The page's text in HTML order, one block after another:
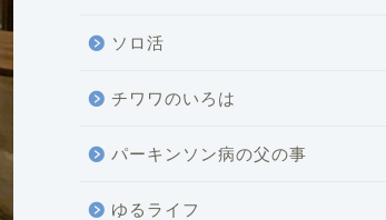
ソロ活
チワワのいろは
パーキンソン病の父の事
ゆるライフ